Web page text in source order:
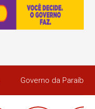
Governo da Paraíba